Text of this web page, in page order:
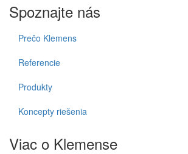
Spoznajte nás
Prečo Klemens
Referencie
Produkty
Koncepty riešenia
Viac o Klemense